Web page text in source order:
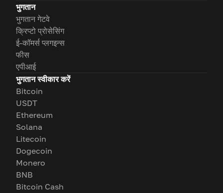
भुगतान
भुगतान गेटवे
क्रिप्टो प्रोसेसिंग
ई-कॉमर्स प्लगइन्स
फीस
एपीआई
भुगतान स्वीकार करें
Bitcoin
USDT
Ethereum
Solana
Litecoin
Dogecoin
Monero
BNB
Bitcoin Cash